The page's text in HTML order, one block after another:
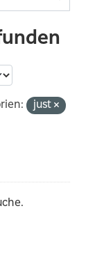
just